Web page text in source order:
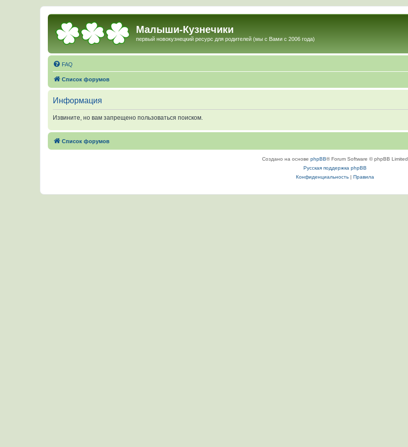
Малыши-Кузнечики
первый новокузнецкий ресурс для родителей (мы с Вами с 2006 года)
FAQ
Список форумов
Информация
Извините, но вам запрещено пользоваться поиском.
Список форумов
Создано на основе phpBB® Forum Software © phpBB Limited
Русская поддержка phpBB
Конфиденциальность| Правила